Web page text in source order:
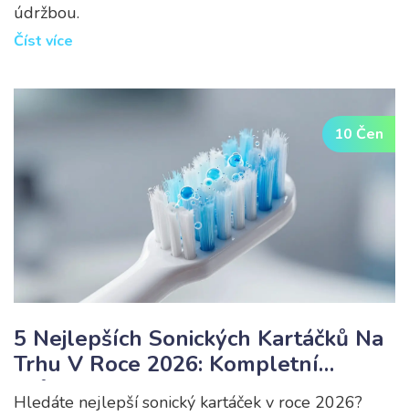
údržbou.
Číst více
10 Čen
5 Nejlepších Sonických Kartáčků Na
Trhu V Roce 2026: Kompletní
Průvodce
Hledáte nejlepší sonický kartáček v roce 2026?